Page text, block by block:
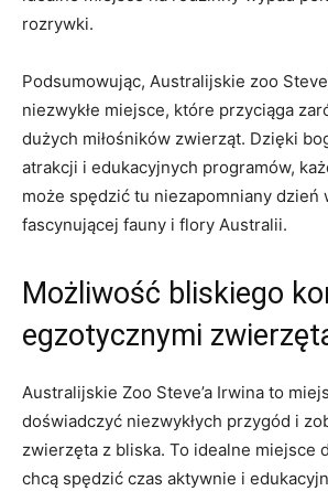
‍rozrywki.
Podsumowując, Australijskie zoo
niezwykłe miejsce, które przyciąga
dużych miłośników⁢ zwierząt. Dzięki
atrakcji i edukacyjnych programów,
może spędzić tu​ niezapomniany dzień
fascynującej fauny i flory Australii.
Możliwość bliskiego
egzotycznymi
Australijskie Zoo Steve’a⁤ Irwina to
doświadczyć niezwykłych przygód i
zwierzęta z bliska. To idealne miejsce‍
chcą spędzić ‌czas aktywnie i